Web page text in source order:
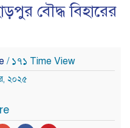
বৌদ্ধ বিহারের
/ ১৭১ Time View
২০২৫